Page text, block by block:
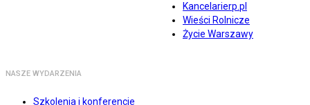
Kancelarierp.pl
Wieści Rolnicze
Życie Warszawy
NASZE WYDARZENIA
Szkolenia i konferencje